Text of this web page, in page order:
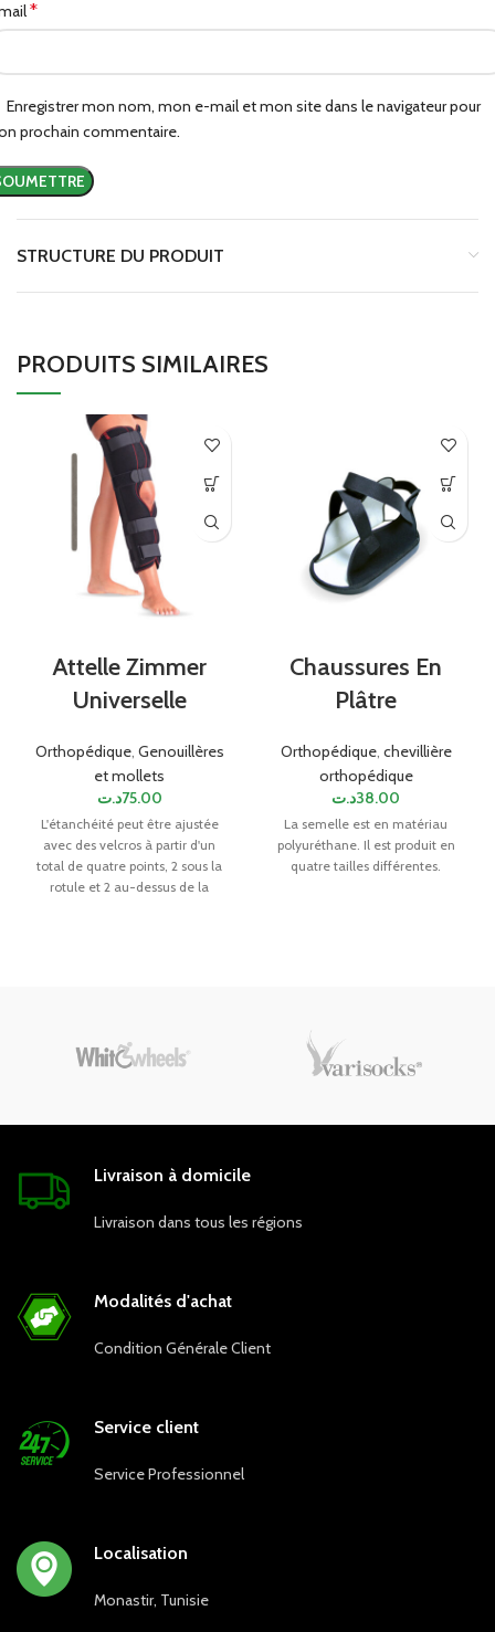
*
Enregistrer mon nom, mon e-mail et mon site dans le navigateur pour
prochain commentaire.
STRUCTURE DU PRODUIT
PRODUITS SIMILAIRES
Attelle Zimmer
Universelle
Orthopédique, Genouillères
et mollets
75.00د.ت
L'étanchéité peut être ajustée
avec des velcros à partir d'un
total de quatre points, 2 sous la
rotule et 2 au-dessus de la
Chaussures En
Plâtre
Orthopédique, chevillière
orthopédique
38.00د.ت
La semelle est en matériau
polyuréthane. Il est produit en
quatre tailles différentes.
Livraison à domicile
Livraison dans tous les régions
Modalités d'achat
Condition Générale Client
Service client
Service Professionnel
Localisation
Monastir, Tunisie